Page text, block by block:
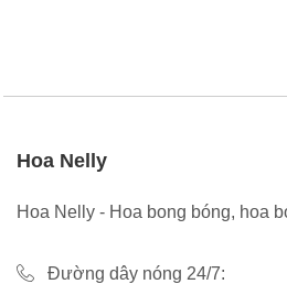
Hoa Nelly
Hoa Nelly - Hoa bong bóng, hoa
Đường dây nóng 24/7: